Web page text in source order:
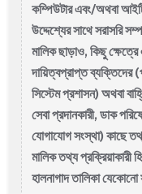
কম্পিউটার এবং/অথবা
উদ্দেশ্যের সাথে সরাসরি
মালিক ছাড়াও, কিছু ক্ষেত্রে
দায়িত্বপ্রাপ্ত ব্যক্তিদের
সিস্টেম প্রশাসন) অথবা
সেবা প্রদানকারী, ডাক
যোগাযোগ সংস্থা) কাছে
মালিক তথ্য প্রক্রিয়াকারী
হালনাগাদ তালিকা